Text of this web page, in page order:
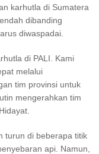
karhutla di Sumatera
dibanding
diwaspadai.
di PALI. Kami
melalui
tim provinsi untuk
mengerahkan tim
turun di beberapa titik
api. Namun,